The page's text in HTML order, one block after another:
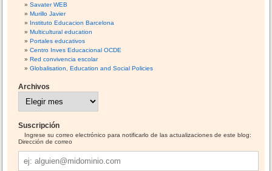
Savater WEB
Murillo Javier
Instituto Educacion Barcelona
Multicultural education
Portales educativos
Centro Inves Educacional OCDE
Red convivencia escolar
Globalisation, Education and Social Policies
Archivos
h
v
Suscripción
Ingrese su correo electrónico para notificarlo de las actualizaciones de este blog:
Dirección de correo
Dirección
de
correo